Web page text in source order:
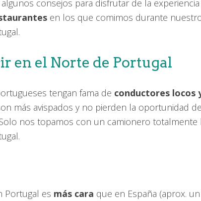
consejos para disfrutar de la
en los que comimos durante
en el Norte de Portugal
tengan fama de conductores locos
más avispados y no pierden la oportunidad
nos topamos con un camionero
Portugal es más cara que en España (aprox.